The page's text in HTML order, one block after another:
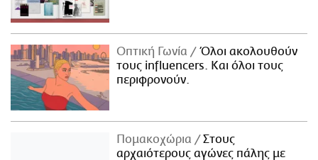
Οπτική Γωνία
Όλοι ακολουθούν
τους influencers. Και όλοι τους
περιφρονούν.
Πομακοχώρια
Στους
αρχαιότερους αγώνες πάλης με